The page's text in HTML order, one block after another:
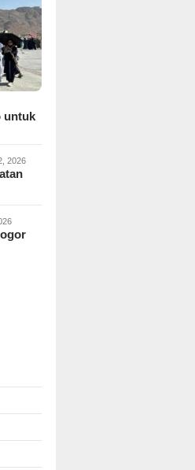
untuk
2026